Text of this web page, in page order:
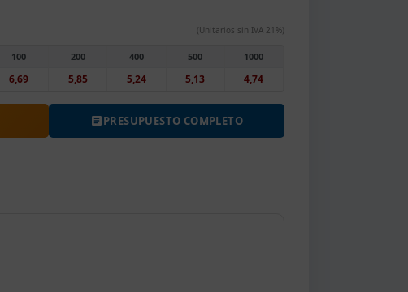
(Unitarios sin IVA 21%)
100
6,69
200
5,85
400
5,24
500
5,13
1000
4,74
PRESUPUESTO COMPLETO